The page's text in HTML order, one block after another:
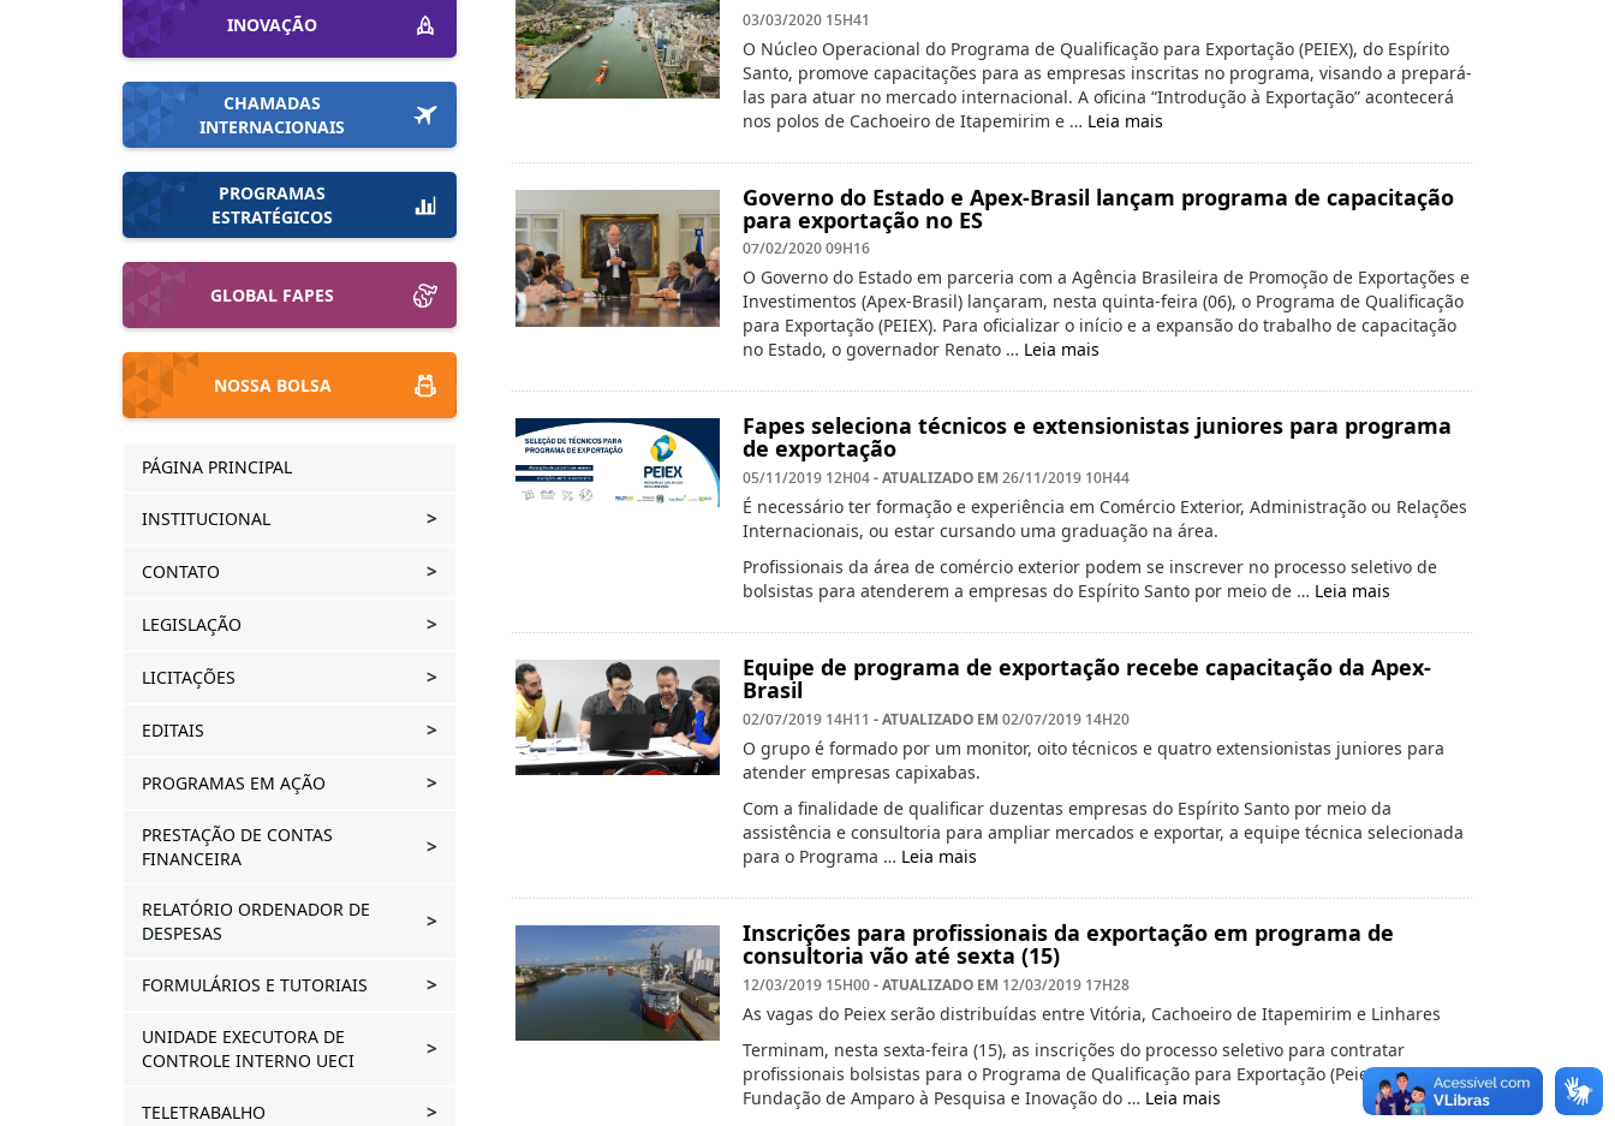
INOVAÇÃO
CHAMADAS
INTERNACIONAIS
PROGRAMAS
ESTRATÉGICOS
GLOBAL FAPES
NOSSA BOLSA
PÁGINA PRINCIPAL
INSTITUCIONAL
CONTATO
LEGISLAÇÃO
LICITAÇÕES
EDITAIS
PROGRAMAS EM AÇÃO
PRESTAÇÃO DE CONTAS
FINANCEIRA
RELATÓRIO ORDENADOR DE
DESPESAS
FORMULÁRIOS E TUTORIAIS
UNIDADE EXECUTORA DE
CONTROLE INTERNO UECI
TELETRABALHO
03/03/2020 15H41
O Núcleo Operacional do Programa de Qualificação para Exportação (PEIEX), do Espírito
Santo, promove capacitações para as empresas inscritas no programa, visando a prepará-
las para atuar no mercado internacional. A oficina “Introdução à Exportação” acontecerá
nos polos de Cachoeiro de Itapemirim e … Leia mais
Governo do Estado e Apex-Brasil lançam programa de capacitação
para exportação no ES
07/02/2020 09H16
O Governo do Estado em parceria com a Agência Brasileira de Promoção de Exportações e
Investimentos (Apex-Brasil) lançaram, nesta quinta-feira (06), o Programa de Qualificação
para Exportação (PEIEX). Para oficializar o início e a expansão do trabalho de capacitação
no Estado, o governador Renato … Leia mais
Fapes seleciona técnicos e extensionistas juniores para programa
de exportação
05/11/2019 12H04- ATUALIZADO EM 26/11/2019 10H44
É necessário ter formação e experiência em Comércio Exterior, Administração ou Relações
Internacionais, ou estar cursando uma graduação na área.
Profissionais da área de comércio exterior podem se inscrever no processo seletivo de
bolsistas para atenderem a empresas do Espírito Santo por meio de … Leia mais
Equipe de programa de exportação recebe capacitação da Apex-
Brasil
02/07/2019 14H11 - ATUALIZADO EM 02/07/2019 14H20
O grupo é formado por um monitor, oito técnicos e quatro extensionistas juniores para
atender empresas capixabas.
Com a finalidade de qualificar duzentas empresas do Espírito Santo por meio da
assistência e consultoria para ampliar mercados e exportar, a equipe técnica selecionada
para o Programa … Leia mais
Inscrições para profissionais da exportação em programa de
consultoria vão até sexta (15)
12/03/2019 15H00- ATUALIZADO EM 12/03/2019 17H28
As vagas do Peiex serão distribuídas entre Vitória, Cachoeiro de Itapemirim e Linhares
Terminam, nesta sexta-feira (15), as inscrições do processo seletivo para contratar
profissionais bolsistas para o Programa de Qualificação para Exportação (Peiex). A
Fundação de Amparo à Pesquisa e Inovação do … Leia mais